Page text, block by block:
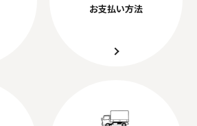
お支払い方法